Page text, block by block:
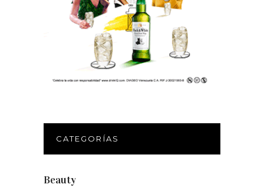
CATEGORÍAS
Beauty